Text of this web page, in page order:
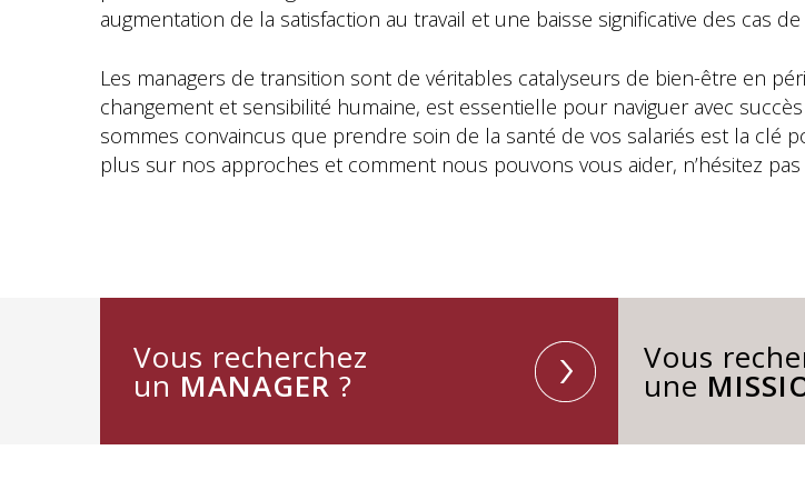
augmentation de la satisfaction au travail et une baisse significative des cas
Les managers de transition sont de véritables catalyseurs de bien-être en
changement et sensibilité humaine, est essentielle pour naviguer avec
sommes convaincus que prendre soin de la santé de vos salariés est la clé
plus sur nos approches et comment nous pouvons vous aider, n’hésitez
Vous recherchez
un MANAGER ?
Vous
une